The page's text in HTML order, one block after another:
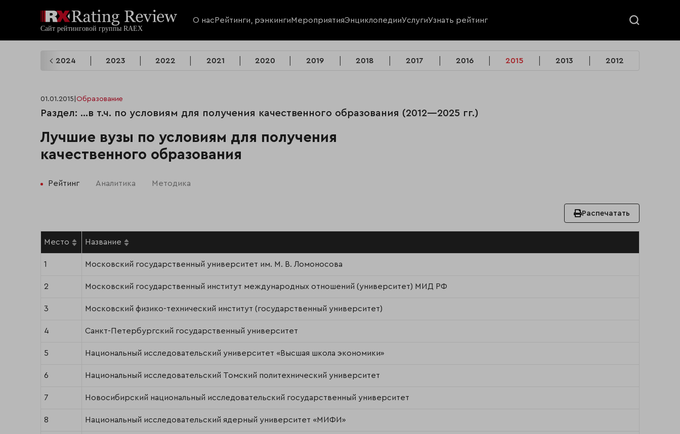
О нас Рейтинги, рэнкингиМероприятияЭнциклопедииУслугиУзнать рейтинг
2024 2023 2022 2021 2020 2019 2018 2017 2016 2015 2013 2012
01.01.2015 Образование
Раздел: …в т.ч. по условиям для получения качественного образования (2012—2025 гг.)
Лучшие вузы по условиям для получения
качественного образования
Рейтинг Аналитика Методика
Распечатать
Место Название
1 Московский государственный университет им. М. В. Ломоносова
2 Московский государственный институт международных отношений (университет) МИД РФ
3 Московский физико-технический институт (государственный университет)
4 Санкт-Петербургский государственный университет
5 Национальный исследовательский университет «Высшая школа экономики»
6 Национальный исследовательский Томский политехнический университет
7 Новосибирский национальный исследовательский государственный университет
8 Национальный исследовательский ядерный университет «МИФИ»